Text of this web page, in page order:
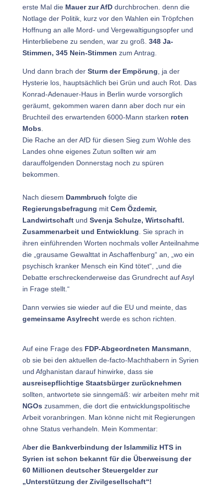
erste Mal die Mauer zur AfD durchbrochen. denn die
Notlage der Politik, kurz vor den Wahlen ein Tröpfchen
Hoffnung an alle Mord- und Vergewaltigungsopfer und
Hinterbliebene zu senden, war zu groß. 348 Ja-
Stimmen, 345 Nein-Stimmen zum Antrag.
Und dann brach derSturm der Empörung , ja der
Hysterie los, hauptsächlich bei Grün und auch Rot. Das
Konrad-Adenauer-Haus in Berlin wurde vorsorglich
geräumt, gekommen waren dann aber doch nur ein
Bruchteil des erwartenden 6000-Mann starken roten
Mobs
Die Rache an der AfD für diesen Sieg zum Wohle des
Landes ohne eigenes Zutun sollten wir am
darauffolgenden Donnerstag noch zu spüren
bekommen.
Nach diesem Dammbruch folgte die
Regierungsbefragung mit Cem Özdemir,
Landwirtschaft und Svenja Schulze, Wirtschaftl.
Zusammenarbeit und Entwicklung . Sie sprach in
ihren einführenden Worten nochmals voller Anteilnahme
die „grausame Gewalttat in Aschaffenburg“ an, „wo ein
psychisch kranker Mensch ein Kind tötet“, „und die
Debatte erschreckenderweise das Grundrecht auf Asyl
in Frage stellt.“
Dann verwies sie wieder auf die EU und meinte, das
gemeinsame Asylrecht werde es schon richten.
Auf eine Frage des FDP-Abgeordneten Mansmann
ob sie bei den aktuellen de-facto-Machthabern in Syrien
und Afghanistan darauf hinwirke, dass sie
ausreisepflichtige Staatsbürger zurücknehmen
sollten, antwortete sie sinngemäß: wir arbeiten mehr mit
NGOs zusammen, die dort die entwicklungspolitische
Arbeit voranbringen. Man könne nicht mit Regierungen
ohne Status verhandeln. Mein Kommentar:
Aber die Bankverbindung der Islammiliz HTS in
Syrien ist schon bekannt für die Überweisung der
60 Millionen deutscher Steuergelder zur
„Unterstützung der Zivilgesellschaft“!